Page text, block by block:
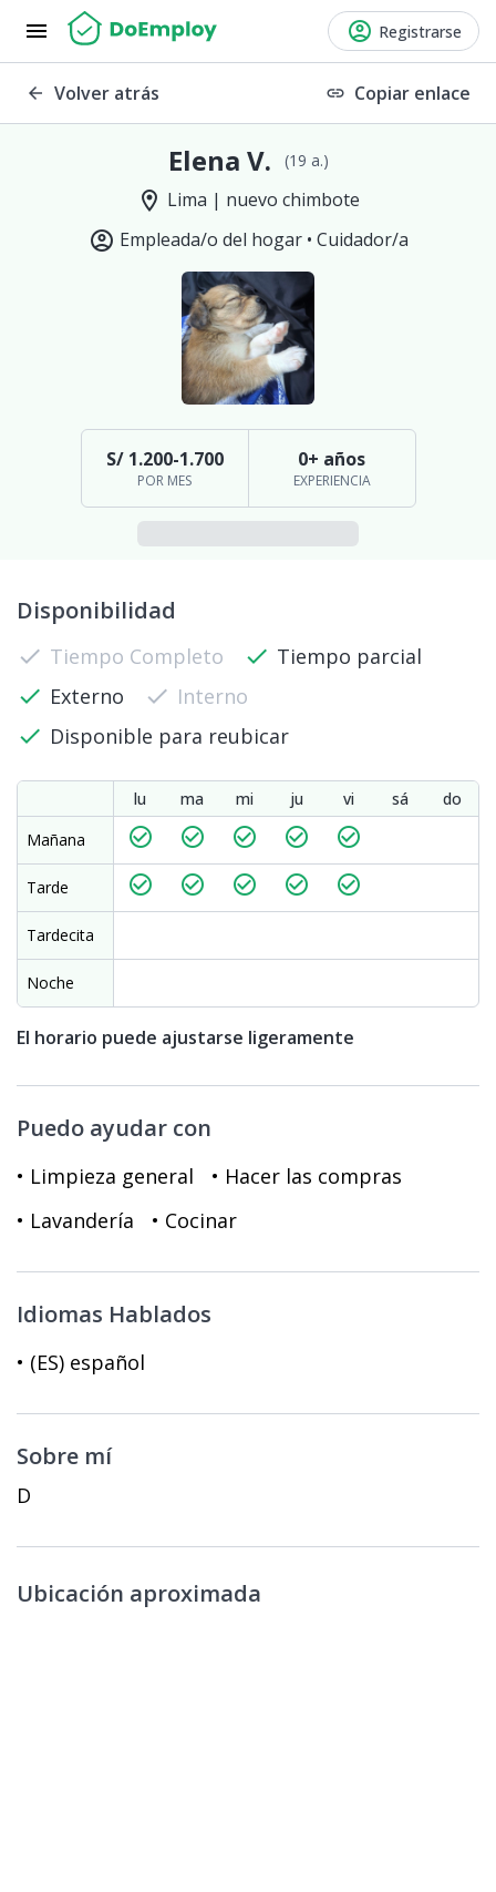
menu account_circle Registrarse
arrow_back Volver atrás link Copiar enlace
Elena V. (19 a.)
location_on Lima | nuevo chimbote
account_circle Empleada/o del hogar • Cuidador/a
S/ 1.200-1.700
POR MES
0+ años
EXPERIENCIA
Disponibilidad
check Tiempo Completo check Tiempo parcial
check Externo check Interno
check Disponible para reubicar
lu ma mi ju vi sá
do
Mañana
check_circle_outline check_circle_outline check_circle_outline check_circle_outline check_circle_outline
Tarde check_circle_outline check_circle_outline check_circle_outline check_circle_outline check_circle_outline
Tardecita
Noche
El horario puede ajustarse ligeramente
Puedo ayudar con
• Limpieza general
• Hacer las compras
• Lavandería
• Cocinar
Idiomas Hablados
• (ES) español
Sobre mí
D
Ubicación aproximada